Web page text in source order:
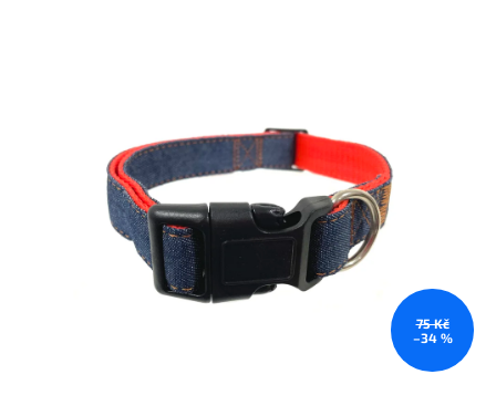
75 Kč
–34 %